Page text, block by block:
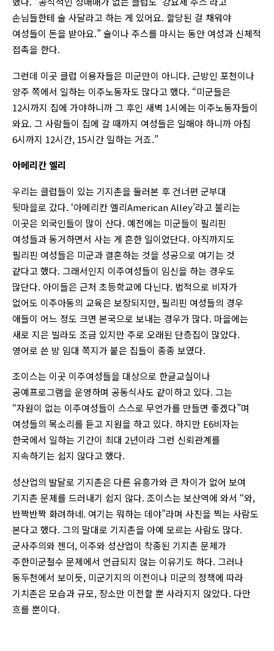
손님들한테 술 사달라고 하는 게 있어요. 할당된 걸 채워야
여성들이 돈을 받아요.” 술이나 주스를 마시는 동안 여성과 신체적
접촉을 한다.
그런데 이곳 클럽 이용자들은 미군만이 아니다. 근방인 포천이나
양주 쪽에서 일하는 이주노동자도 많다고 했다. “미군들은
12시까지 집에 가야하니까 그 후인 새벽 1시에는 이주노동자들이
와요. 그 사람들이 집에 갈 때까지 여성들은 일해야 하니까 아침
6시까지 12시간, 15시간 일하는 거죠.”
아메리칸 엘리
우리는 클럽들이 있는 기지촌을 둘러본 후 건너편 군부대
뒷마을로 갔다. ‘아메리칸 엘리American Alley’라고 불리는
이곳은 외국인들이 많이 산다. 예전에는 미군들이 필리핀
여성들과 동거하면서 사는 게 흔한 일이었단다. 아직까지도
필리핀 여성들은 미군과 결혼하는 것을 성공으로 여기는 것
같다고 했다. 그래서인지 이주여성들이 임신을 하는 경우도
많단다. 아이들은 근처 초등학교에 다닌다. 법적으로 비자가
없어도 이주아동의 교육은 보장되지만, 필리핀 여성들의 경우
애들이 어느 정도 크면 본국으로 보내는 경우가 많다. 마을에는
새로 지은 빌라도 조금 있지만 주로 오래된 단층집이 많았다.
영어로 쓴 방 임대 쪽지가 붙은 집들이 종종 보였다.
조이스는 이곳 이주여성들을 대상으로 한글교실이나
공예프로그램을 운영하며 공동식사도 같이하고 있다. 그는
“자원이 없는 이주여성들이 스스로 무언가를 만들면 좋겠다”며
여성들의 목소리를 듣고 지원을 하고 있다. 하지만 E6비자는
한국에서 일하는 기간이 최대 2년이라 그런 신뢰관계를
지속하기는 쉽지 않다고 했다.
성산업의 발달로 기지촌은 다른 유흥가와 큰 차이가 없어 보여
기지촌 문제를 드러내기 쉽지 않다. 조이스는 보산역에 와서 “와,
반짝반짝 화려하네. 여기는 뭐하는 데야”라며 사진을 찍는 사람도
본다고 했다. 그의 말대로 기지촌을 아예 모르는 사람도 많다.
군사주의와 젠더, 이주와 성산업이 착종된 기지촌 문제가
주한미군철수 문제에서 언급되지 않는 이유기도 하다. 그러나
동두천에서 보이듯, 미군기지의 이전이나 미군의 정책에 따라
기치촌은 모습과 규모, 장소만 이전할 뿐 사라지지 않았다. 다만
흐를 뿐이다.